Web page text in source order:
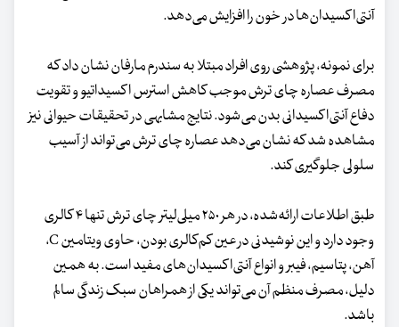
آنتی‌اکسیدان‌ها در خون را افزایش می‌دهد.
برای نمونه، پژوهشی روی افراد مبتلا به سندرم مارفان نشان داد که
مصرف عصاره چای ترش موجب کاهش استرس اکسیداتیو و تقویت
دفاع آنتی‌اکسیدانی بدن می‌شود. نتایج مشابهی در تحقیقات حیوانی نیز
مشاهده شد که نشان می‌دهد عصاره چای ترش می‌تواند از آسیب
سلولی جلوگیری کند.
طبق اطلاعات ارائه‌شده، در هر ۲۵۰ میلی‌لیتر چای ترش تنها ۴ کالری
وجود دارد و این نوشیدنی در عین کم‌کالری بودن، حاوی ویتامین C،
آهن، پتاسیم، فیبر و انواع آنتی‌اکسیدان‌های مفید است. به همین
دلیل، مصرف منظم آن می‌تواند یکی از همراهان سبک زندگی سالم
باشد.